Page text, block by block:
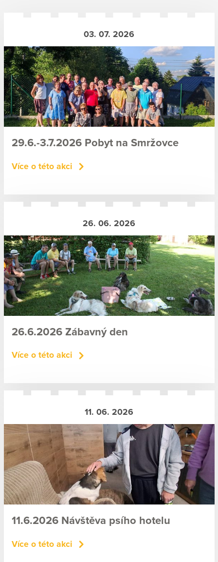
03. 07. 2026
29.6.-3.7.2026 Pobyt na Smržovce
Více o této akci
26. 06. 2026
26.6.2026 Zábavný den
Více o této akci
11. 06. 2026
11.6.2026 Návštěva psího hotelu
Více o této akci